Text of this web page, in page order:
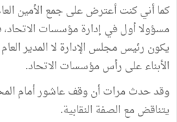
كما أني كنت أعترض على جمع الأمين
مسؤولا أول في إدارة مؤسسات
يكون رئيس مجلس الإدارة لا المدير
الأبناء على رأس مؤسسات الاتحاد.
وقد حدث مرات أن وقف عاشور أمام
يتناقض مع الصفة النقابية.